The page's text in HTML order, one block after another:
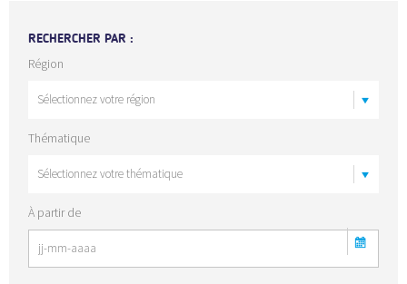
RECHERCHER PAR :
Région
Thématique
À partir de